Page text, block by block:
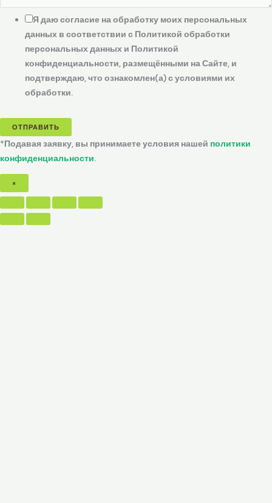
Я даю согласие на обработку моих персональных
данных в соответствии с Политикой обработки
персональных данных и Политикой
конфиденциальности, размещёнными на Сайте, и
подтверждаю, что ознакомлен(а) с условиями их
обработки.
ОТПРАВИТЬ
*Подавая заявку, вы принимаете условия нашей политики
конфиденциальности.
×